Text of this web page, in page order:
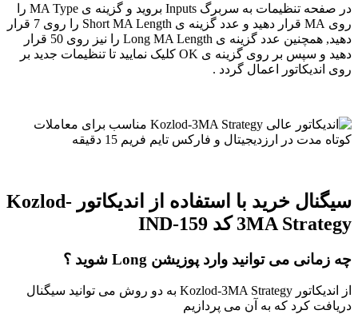
در صفحه تنظیمات به سربرگ Inputs بروید و گزینه ی MA Type را
روی MA قرار دهید و عدد گزینه ی Short MA Length را روی 7 قرار
دهید, همچنین عدد گزینه ی Long MA Length را نیز روی 50 قرار
دهید و سپس بر روی گزینه ی OK کلیک نمایید تا تنظیمات جدید بر
روی اندیکاتور اعمال گردد .
سیگنال خرید با استفاده از اندیکاتور Kozlod-
3MA Strategy کد IND-159
چه زمانی می توانید وارد پوزیشن Long شوید ؟
از اندیکاتور Kozlod-3MA Strategy به دو روش می توانید سیگنال
دریافت کرد که به آن می پردازیم